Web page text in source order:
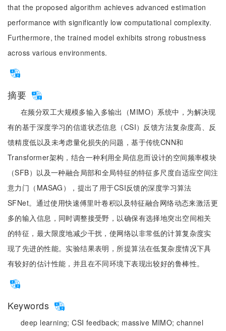
that the proposed algorithm achieves advanced estimation
performance with significantly low computational complexity.
Furthermore, the trained model exhibits strong robustness
across various environments.
摘要
在频分双工大规模多输入多输出（MIMO）系统中，为解决现
有的基于深度学习的信道状态信息（CSI）反馈方法复杂度高、反
馈精度低以及未考虑量化损失的问题，基于传统CNN和
Transformer架构，结合一种利用全局信息而设计的空间频率模块
（SFB）以及一种融合局部和全局特征的特征多尺度自适应空间注
意力门（MASAG），提出了用于CSI反馈的深度学习算法
SFNet。通过使用快速傅里叶卷积以及特征融合网络动态来激活更
多的输入信息，同时调整接受野，以确保有选择地突出空间相关
的特征，最大限度地减少干扰，使网络以非常低的计算复杂度实
现了先进的性能。实验结果表明，所提算法在低复杂度情况下具
有较好的估计性能，并且在不同环境下表现出较好的鲁棒性。
Keywords
deep learning;CSI feedback; massive MIMO;channel